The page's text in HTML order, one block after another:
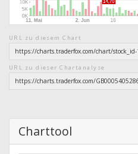
URL zu diesem Chart
URL zu dieser Chartanalyse
Charttool